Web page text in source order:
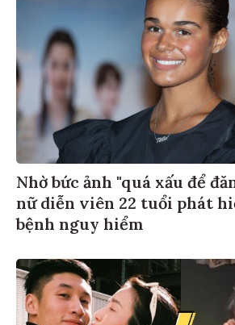
Nhờ bức ảnh "quá xấu để
nữ diễn viên 22 tuổi phát
bệnh nguy hiểm